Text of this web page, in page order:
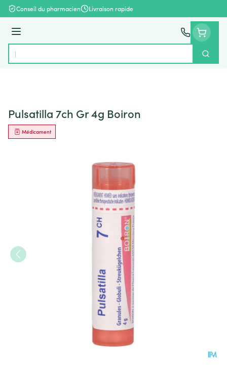
Aller au contenu
Conseil du pharmacien Livraison rapide
Menu
Rechercher
Pulsatilla 7ch Gr 4g Boiron
Médicament